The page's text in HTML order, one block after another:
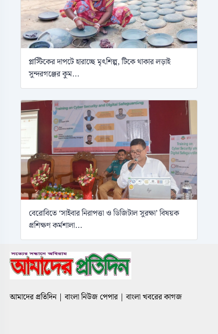
প্লাস্টিকের দাপটে হারাচ্ছে মৃৎশিল্প, টিকে থাকার লড়াই
সুন্দরগঞ্জের কুম...
বেরোবিতে ‘সাইবার নিরাপত্তা ও ডিজিটাল সুরক্ষা’ বিষয়ক
প্রশিক্ষণ কর্মশালা...
আমাদের প্রতিদিন | বাংলা নিউজ পেপার | বাংলা খবরের কাগজ